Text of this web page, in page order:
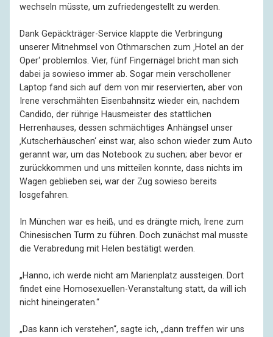
wechseln müsste, um zufriedengestellt zu werden.
Dank Gepäckträger-Service klappte die Verbringung
unserer Mitnehmsel von Othmarschen zum ‚Hotel an der
Oper‘ problemlos. Vier, fünf Fingernägel bricht man sich
dabei ja sowieso immer ab. Sogar mein verschollener
Laptop fand sich auf dem von mir reservierten, aber von
Irene verschmähten Eisenbahnsitz wieder ein, nachdem
Candido, der rührige Hausmeister des stattlichen
Herrenhauses, dessen schmächtiges Anhängsel unser
‚Kutscherhäuschen‘ einst war, also schon wieder zum Auto
gerannt war, um das Notebook zu suchen; aber bevor er
zurückkommen und uns mitteilen konnte, dass nichts im
Wagen geblieben sei, war der Zug sowieso bereits
losgefahren.
In München war es heiß, und es drängte mich, Irene zum
Chinesischen Turm zu führen. Doch zunächst mal musste
die Verabredung mit Helen bestätigt werden.
„Hanno, ich werde nicht am Marienplatz aussteigen. Dort
findet eine Homosexuellen-Veranstaltung statt, da will ich
nicht hineingeraten.“
„Das kann ich verstehen“, sagte ich, „dann treffen wir uns